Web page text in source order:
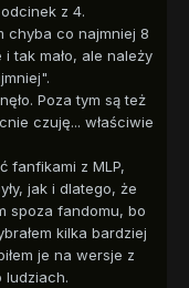
z 4.
chyba co najmniej 8
tak mało, ale należy
Poza tym są też
czuję... właściwie
fanfikami z MLP,
jak i dlatego, że
spoza fandomu, bo
kilka bardziej
je na wersje z
ludziach.